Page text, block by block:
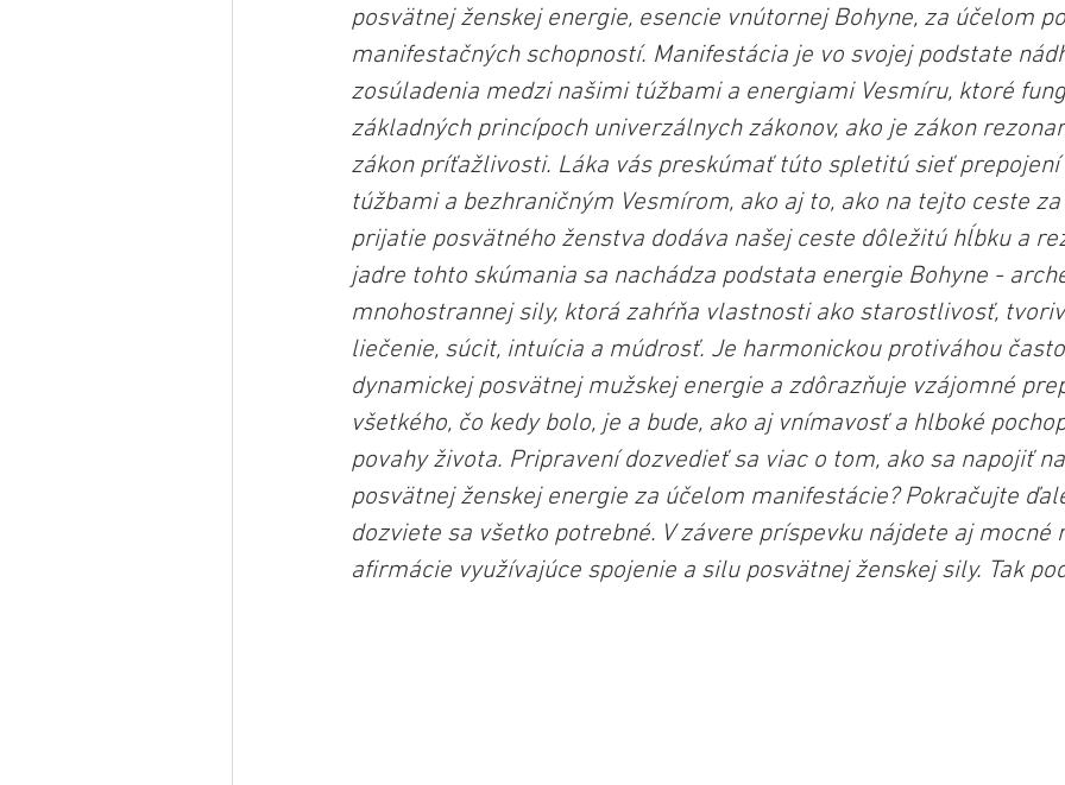
posvätnej ženskej energie, esencie vnútornej Bohyne, za účelom
manifestačných schopností. Manifestácia je vo svojej podstate
zosúladenia medzi našimi túžbami a energiami Vesmíru, ktoré
základných princípoch univerzálnych zákonov, ako je zákon
zákon príťažlivosti. Láka vás preskúmať túto spletitú sieť
túžbami a bezhraničným Vesmírom, ako aj to, ako na tejto ceste
prijatie posvätného ženstva dodáva našej ceste dôležitú hĺbku a
jadre tohto skúmania sa nachádza podstata energie Bohyne -
mnohostrannej sily, ktorá zahŕňa vlastnosti ako starostlivosť,
liečenie, súcit, intuícia a múdrosť. Je harmonickou protiváhou
dynamickej posvätnej mužskej energie a zdôrazňuje vzájomné
všetkého, čo kedy bolo, je a bude, ako aj vnímavosť a hlboké
povahy života. Pripravení dozvedieť sa viac o tom, ako sa napojiť
posvätnej ženskej energie za účelom manifestácie? Pokračujte
dozviete sa všetko potrebné. V závere príspevku nájdete aj mocné
afirmácie využívajúce spojenie a silu posvätnej ženskej sily. Tak